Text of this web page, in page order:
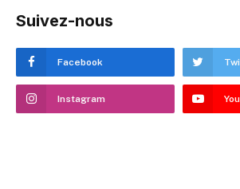
Suivez-nous
Facebook
Instagram